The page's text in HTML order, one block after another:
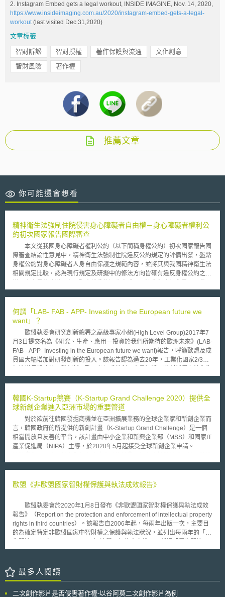
2. Instagram Embed gets a legal workout, INSIDE IMAGINE, Nov. 14, 2020,
https://www.insideimaging.com.au/2020/instagram-embed-gets-a-legal-
workout(last visited Dec 31,2020)
文章標籤
智財訴訟 智財授權 著作保護與流通
文化創意
智財風險
著作權
推薦文章
你可能還會想看
精神衛生法強制住院侵害身心障礙者自由權－身心障礙者權利公
約初次國家報告國際審查
本文從我國身心障礙者權利公約（以下簡稱身權公約）初次國家報告國
際審查結論性意見中，精神衛生法強制住院違反公約規定的評價出發，盤點
身權公約對身心障礙者人身自由保護之規範內容，並將其與我國精神衛生法
相關規定比較，認為現行規定及研擬中的修法方向皆確有違反身權公約之
科學與科技相關法制例修法時，應注重相關人權公約的規範。
何謂「LAB- FAB - APP- Investing in the European future we
want」？
歐盟執委會研究創新總署之高級專家小組(High Level Group)2017年7
月3日提交名為《研究、生產、應用—投資於我們所期待的歐洲未來》(LAB-
FAB - APP- Investing in the European future we want)報告，呼籲歐盟及成
員國大幅增加對研發創新的投入。該報告認為過去20年，工業化國家2/3的
現實的經濟增長，從而促進歐洲繁榮，解決社會挑戰。該報告提出11項建
創新計畫的預算提高一倍；(2)建立可創造未來市場的歐盟創新政策；(3)投
入未來教育培訓，投資創新人才；(4)編制能夠發揮更大影響力的歐盟研發
創新計畫，堅持目標、完善評估系統以增加計畫靈活度；(5)採取任務導
向、焦點式措施應對全球挑戰；(6)使歐盟資金分配更加合理，實現與歐盟
結構性基金的協同效應；(7)進一步簡化計畫管理模式，更注重效果而不是
過程；(8)激勵公眾參與創新；(9)更好地促進歐盟及成員國的研發創新投資
合作；(10)使國際合作成為歐盟研發創新的特徵，通過共同資助等方式，開
用。
韓國K-Startup競賽（K-Startup Grand Challenge 2020）提供全
球新創企業進入亞洲市場的重要管道
對於欲前往韓國發掘商機並在亞洲擴展業務的全球企業家和新創企業而
言，韓國政府的所提供的新創計畫（K-Startup Grand Challenge）是一個
相當開放且友善的平台，該計畫由中小企業和新興企業部（MSS）和國家IT
產業促進局（NIPA）主導，於2020年5月起接受全球新創企業申請。
一步開拓國際市場的外國新創企業，其申請基本條件如下： 7年內成立的全
雛形的產品或服務，且處於初始階段的新創公司。 通過申請的企業將
專家學習，更提供財務支持以及進入市場發展等多元化的機會，重要的是，
透過交流學習可促進新創企業，有機會與韓國大型企業集團接觸，獲取與該
大型企業合作的可能。 韓國為使其成為亞洲新創產業中心，積極資
助、指導許多的新創企業，且陸續成立相關競賽與計畫，提供新創公司發展
的平台，例如，國土交通省舉辦”智能挑戰賽”，鼓勵企業採用創新技術解決
歐盟《非歐盟國家智財權保護與執法成效報告》
歐盟執委會於2020年1月8日發布《非歐盟國家智財權保護與執法成效
報告》（Report on the protection and enforcement of intellectual property
rights in third countries）。該報告自2006年起，每兩年出版一次，主要目
的為確定特定非歐盟國家中智財權之保護與執法狀況，並列出每兩年的「優
國」是對歐盟智財利益造成最大侵害的國家，而非指全球中智財保護狀況最
家；第二級為印度、印尼、俄羅斯等；第三級則是阿根廷、巴西、馬來西
亞、泰國、沙烏地阿拉伯等國。報告提到中國是歐盟境內仿冒品與盜版貨物
最多人閱讀
二次創作影片是否侵害著作權-以谷阿莫二次創作影片為例